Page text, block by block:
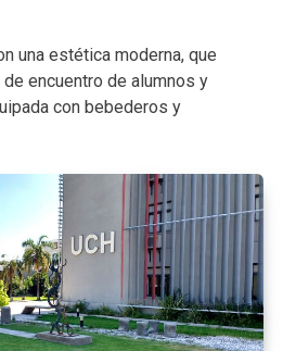
una estética moderna, que
encuentro de alumnos y
con bebederos y